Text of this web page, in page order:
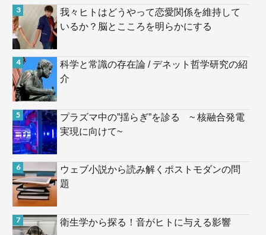
我々ヒトはどうやって恋愛関係を維持して
いるか？脳とこころを明らかにする
科学と常識の存在論 / デネット哲学研究の紹
介
プラズマ中の”揺らぎ”を診る ~ 核融合発電
実現に向けて~
ウェブ小説から読み解くポストモダンの問
題
衛生学から探る！音がヒトに与える影響